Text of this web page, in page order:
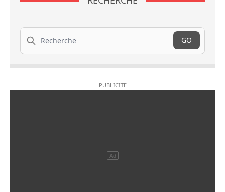
Recherche
GO